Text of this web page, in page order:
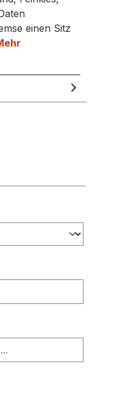
einen Sitz